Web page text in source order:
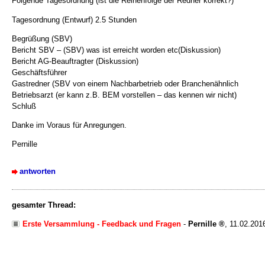
Tagesordnung (Entwurf) 2.5 Stunden
Begrüßung (SBV)
Bericht SBV – (SBV) was ist erreicht worden etc(Diskussion)
Bericht AG-Beauftragter (Diskussion)
Geschäftsführer
Gastredner (SBV von einem Nachbarbetrieb oder Branchenähnlich
Betriebsarzt (er kann z.B. BEM vorstellen – das kennen wir nicht)
Schluß
Danke im Voraus für Anregungen.
Pernille
antworten
gesamter Thread:
Erste Versammlung - Feedback und Fragen - Pernille ,